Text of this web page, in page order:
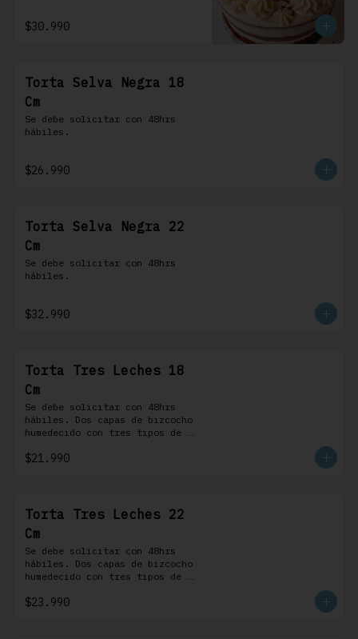
$30.990
Torta Selva Negra 18
Cm
Se debe solicitar con 48hrs
hábiles.
$26.990
Torta Selva Negra 22
Cm
Se debe solicitar con 48hrs
hábiles.
$32.990
Torta Tres Leches 18
Cm
Se debe solicitar con 48hrs
hábiles. Dos capas de bizcocho
humedecido con tres tipos de
pastelera, cubierta con
$21.990
Torta Tres Leches 22
Cm
Se debe solicitar con 48hrs
hábiles. Dos capas de bizcocho
humedecido con tres tipos de
pastelera, cubierta con
$23.990